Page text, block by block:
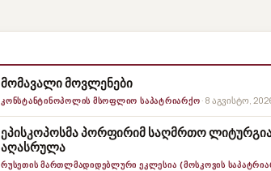
მომავალი მოვლენები
ᲙᲝᲜᲡᲢᲐᲜᲢᲘᲜᲝᲞᲝᲚᲘᲡ ᲛᲡᲝᲤᲚᲘᲝ ᲡᲐᲞᲐᲢᲠᲘᲐᲠᲥᲝ · 8 აგვისტო,
ეპისკოპოსმა პორფირიმ საღმრთო
აღასრულა
ᲠᲣᲡᲔᲗᲘᲡ ᲛᲐᲠᲗᲚᲛᲐᲓᲘᲓᲔᲑᲚᲣᲠᲘ ᲔᲙᲚᲔᲡᲘᲐ (ᲛᲝᲡᲙᲝᲕᲘᲡ